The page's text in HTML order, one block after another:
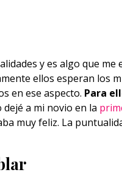
y es algo que
ellos esperan los
en ese aspecto. Para
a mi novio en la
muy feliz. La